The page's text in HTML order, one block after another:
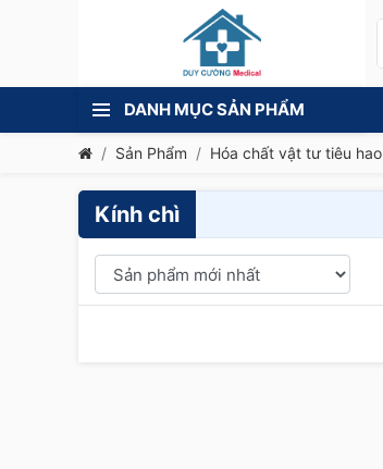
DANH MỤC SẢN PHẨM
Sản Phẩm Hóa chất vật tư tiêu hao
Kính chì